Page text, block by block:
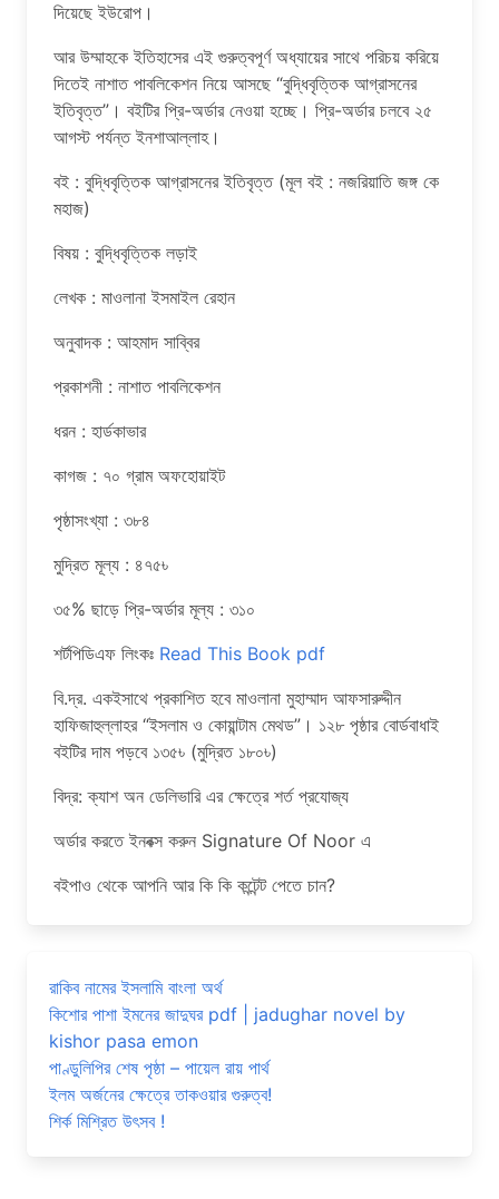
দিয়েছে ইউরোপ।
আর উম্মাহকে ইতিহাসের এই গুরুত্বপূর্ণ অধ্যায়ের সাথে পরিচয় করিয়ে
দিতেই নাশাত পাবলিকেশন নিয়ে আসছে “বুদ্ধিবৃত্তিক আগ্রাসনের
ইতিবৃত্ত”। বইটির প্রি-অর্ডার নেওয়া হচ্ছে। প্রি-অর্ডার চলবে ২৫
আগস্ট পর্যন্ত ইনশাআল্লাহ।
বই : বুদ্ধিবৃত্তিক আগ্রাসনের ইতিবৃত্ত (মূল বই : নজরিয়াতি জঙ্গ কে
মহাজ)
বিষয় : বুদ্ধিবৃত্তিক লড়াই
লেখক : মাওলানা ইসমাইল রেহান
অনুবাদক : আহমাদ সাব্বির
প্রকাশনী : নাশাত পাবলিকেশন
ধরন : হার্ডকাভার
কাগজ : ৭০ গ্রাম অফহোয়াইট
পৃষ্ঠাসংখ্যা : ৩৮৪
মুদ্রিত মূল্য : ৪৭৫৳
৩৫% ছাড়ে প্রি-অর্ডার মূল্য : ৩১০
শর্টপিডিএফ লিংকঃ Read This Book pdf
বি.দ্র. একইসাথে প্রকাশিত হবে মাওলানা মুহাম্মাদ আফসারুদ্দীন
হাফিজাহুল্লাহর “ইসলাম ও কোয়ান্টাম মেথড”। ১২৮ পৃষ্ঠার বোর্ডবাধাই
বইটির দাম পড়বে ১৩৫৳ (মুদ্রিত ১৮০৳)
বিদ্র: ক্যাশ অন ডেলিভারি এর ক্ষেত্রে শর্ত প্রযোজ্য
অর্ডার করতে ইনবক্স করুন Signature Of Noor এ
বইপাও থেকে আপনি আর কি কি কন্টেন্ট পেতে চান?
রাকিব নামের ইসলামি বাংলা অর্থ
কিশোর পাশা ইমনের জাদুঘর pdf | jadughar novel by
kishor pasa emon
পাণ্ডুলিপির শেষ পৃষ্ঠা – পায়েল রায় পার্থ
ইলম অর্জনের ক্ষেত্রে তাকওয়ার গুরুত্ব!
শির্ক মিশ্রিত উৎসব !